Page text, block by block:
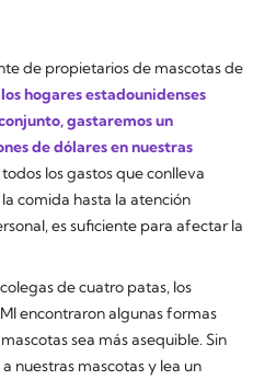
de propietarios de mascotas de
hogares estadounidenses
gastaremos un
de dólares en nuestras
los gastos que conlleva
comida hasta la atención
es suficiente para afectar la
de cuatro patas, los
encontraron algunas formas
sea más asequible. Sin
nuestras mascotas y lea un